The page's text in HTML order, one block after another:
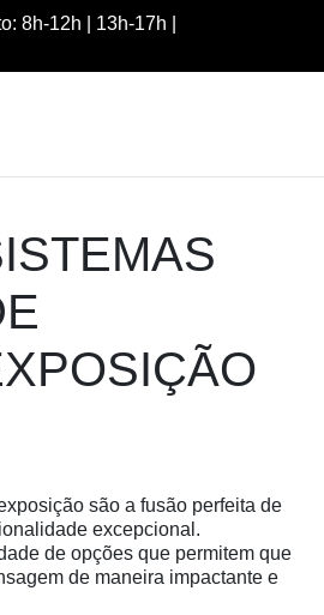
8h-12h | 13h-17h |
são a fusão perfeita de
excepcional.
de opções que permitem que
de maneira impactante e